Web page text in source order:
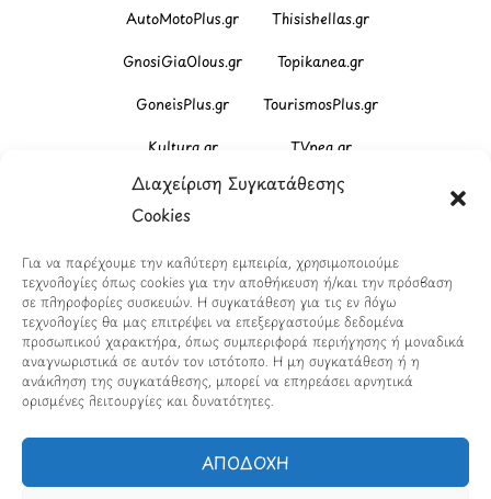
Διαχείριση Συγκατάθεσης
Cookies
Για να παρέχουμε την καλύτερη εμπειρία, χρησιμοποιούμε
τεχνολογίες όπως cookies για την αποθήκευση ή/και την πρόσβαση
σε πληροφορίες συσκευών. Η συγκατάθεση για τις εν λόγω
τεχνολογίες θα μας επιτρέψει να επεξεργαστούμε δεδομένα
προσωπικού χαρακτήρα, όπως συμπεριφορά περιήγησης ή μοναδικά
αναγνωριστικά σε αυτόν τον ιστότοπο. Η μη συγκατάθεση ή η
ανάκληση της συγκατάθεσης, μπορεί να επηρεάσει αρνητικά
ορισμένες λειτουργίες και δυνατότητες.
ΑΠΟΔΟΧΗ
AutoMotoPlus.gr Thisishellas.gr
GnosiGiaOlous.gr Topikanea.gr
GoneisPlus.gr TourismosPlus.gr
Kultura.gr TVnea.gr
Loatki.gr Upnow.gr
ModernaGynaika.gr Xristianika.gr
OikonomiaPlus.gr ZoumeKalytera.gr
Oikotropia.gr ZoumeSpiti.gr
Perepet.gr
Orama Group(Orama Group Μ.Ι.Κ.Ε.) |
Α.Φ.Μ. 801086294 – Δ.Ο.Υ. ΚΕΦΟΔΕ Αττικής | Γ.Ε.ΜΗ